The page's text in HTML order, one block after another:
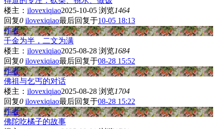
楼主： ilovexiqiao2025-10-05 浏览1464
回复0 ilovexiqiao最后回复于10-05 18:13
作者
千金为半，二文为满
楼主： ilovexiqiao2025-08-28 浏览1684
回复0 ilovexiqiao最后回复于08-28 15:52
作者
佛祖与乞丐的对话
楼主： ilovexiqiao2025-08-28 浏览1704
回复0 ilovexiqiao最后回复于08-28 15:22
作者
佛陀吃橘子的故事